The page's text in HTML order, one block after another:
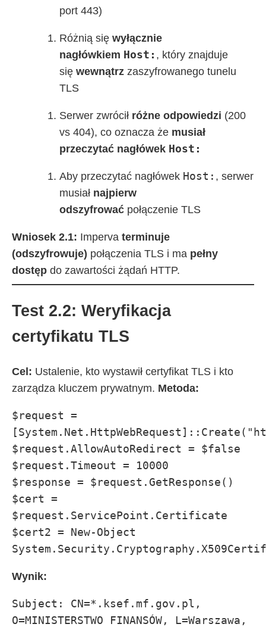
port 443)
Różnią się wyłącznie
nagłówkiem Host: , który znajduje
się wewnątrz zaszyfrowanego tunelu
TLS
Serwer zwrócił różne odpowiedzi (200
vs 404), co oznacza że musiał
przeczytać nagłówek Host:
Aby przeczytać nagłówek Host: , serwer
musiał najpierw
odszyfrować połączenie TLS
Wniosek 2.1: Imperva terminuje
(odszyfrowuje) połączenia TLS i ma pełny
dostęp do zawartości żądań HTTP.
Test 2.2: Weryfikacja
certyfikatu TLS
Cel: Ustalenie, kto wystawił certyfikat TLS i kto
zarządza kluczem prywatnym. Metoda:
$request =
$request.AllowAutoRedirect = $false
$request.Timeout = 10000
$response = $request.GetResponse()
$cert =
$request.ServicePoint.Certificate
$cert2 = New-Object
Wynik:
Subject: CN=*.ksef.mf.gov.pl,
O=MINISTERSTWO FINANSÓW, L=Warszawa,